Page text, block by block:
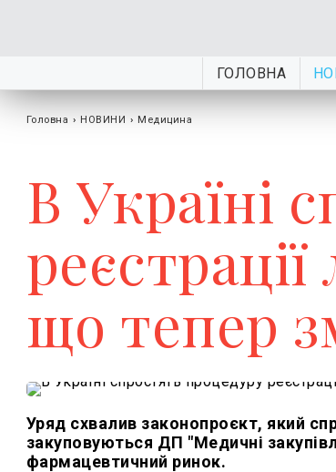
ГОЛОВНА
Головна › НОВИНИ › Медицина
В Україні
реєстрації
що тепер
Уряд схвалив законопроєкт, який
закуповуються ДП "Медичні
фармацевтичний ринок.